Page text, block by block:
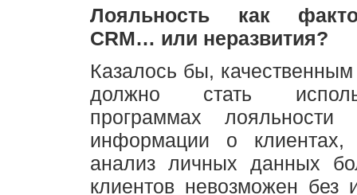
Лояльность как
CRM… или неразвития?
Казалось бы,
должно стать
программах лояльности
информации о
анализ личных данных
клиентов невозможен без